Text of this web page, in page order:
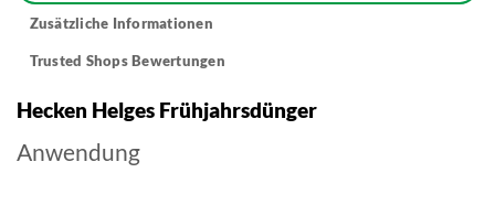
Zusätzliche Informationen
Trusted Shops Bewertungen
Hecken Helges Frühjahrsdünger
Anwendung